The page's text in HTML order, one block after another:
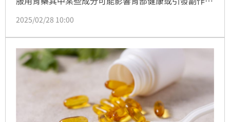
調整飲食與生活習慣。
2025/02/28 10:00